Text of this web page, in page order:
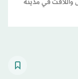
واللافت في مدينة